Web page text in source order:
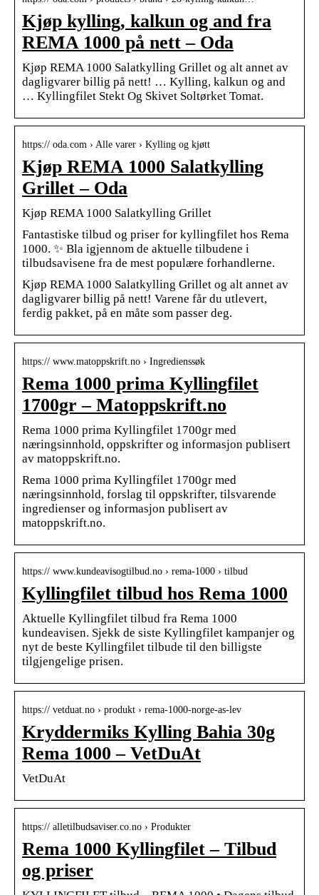
Kjøp kylling, kalkun og and fra
REMA 1000 på nett – Oda
Kjøp REMA 1000 Salatkylling Grillet og alt annet av
dagligvarer billig på nett! … Kylling, kalkun og and
… Kyllingfilet Stekt Og Skivet Soltørket Tomat.
https:// oda.com › Alle varer › Kylling og kjøtt
Kjøp REMA 1000 Salatkylling
Grillet – Oda
Kjøp REMA 1000 Salatkylling Grillet
Fantastiske tilbud og priser for kyllingfilet hos Rema
1000. ✨ Bla igjennom de aktuelle tilbudene i
tilbudsavisene fra de mest populære forhandlerne.
Kjøp REMA 1000 Salatkylling Grillet og alt annet av
dagligvarer billig på nett! Varene får du utlevert,
ferdig pakket, på en måte som passer deg.
https:// www.matoppskrift.no › Ingredienssøk
Rema 1000 prima Kyllingfilet
1700gr – Matoppskrift.no
Rema 1000 prima Kyllingfilet 1700gr med
næringsinnhold, oppskrifter og informasjon publisert
av matoppskrift.no.
Rema 1000 prima Kyllingfilet 1700gr med
næringsinnhold, forslag til oppskrifter, tilsvarende
ingredienser og informasjon publisert av
matoppskrift.no.
https:// www.kundeavisogtilbud.no › rema-1000 › tilbud
Kyllingfilet tilbud hos Rema 1000
Aktuelle Kyllingfilet tilbud fra Rema 1000
kundeavisen. Sjekk de siste Kyllingfilet kampanjer og
nyt de beste Kyllingfilet tilbude til den billigste
tilgjengelige prisen.
https:// vetduat.no › produkt › rema-1000-norge-as-lev
Kryddermiks Kylling Bahia 30g
Rema 1000 – VetDuAt
VetDuAt
https:// alletilbudsaviser.co.no › Produkter
Rema 1000 Kyllingfilet – Tilbud
og priser